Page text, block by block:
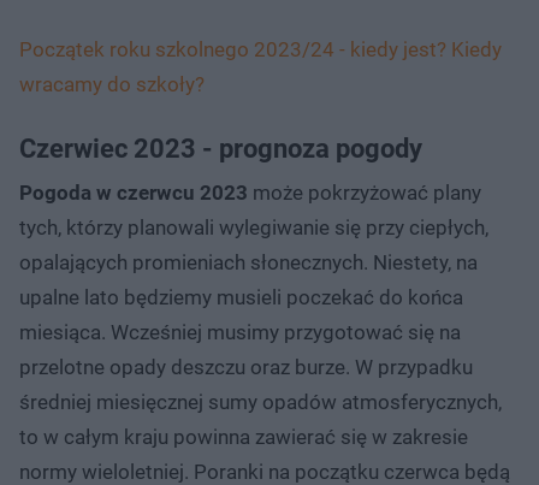
Początek roku szkolnego 2023/24 - kiedy jest? Kiedy
wracamy do szkoły?
Czerwiec 2023 - prognoza pogody
Pogoda w czerwcu 2023 może pokrzyżować plany
tych, którzy planowali wylegiwanie się przy ciepłych,
opalających promieniach słonecznych. Niestety, na
upalne lato będziemy musieli poczekać do końca
miesiąca. Wcześniej musimy przygotować się na
przelotne opady deszczu oraz burze. W przypadku
średniej miesięcznej sumy opadów atmosferycznych,
to w całym kraju powinna zawierać się w zakresie
normy wieloletniej. Poranki na początku czerwca będą